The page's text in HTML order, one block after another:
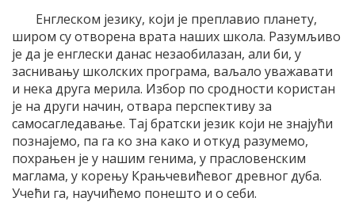
Енглеском језику, који је преплавио планету,
широм су отворена врата наших школа. Разумљиво
је да је енглески данас незаобилазан, али би, у
заснивању школских програма, ваљало уважавати
и нека друга мерила. Избор по сродности користан
је на други начин, отвара перспективу за
самосагледавање. Тај братски језик који не знајући
познајемо, па га ко зна како и откуд разумемо,
похрањен је у нашим генима, у прасловенским
маглама, у корењу Крањчевићевог древног дуба.
Учећи га, научићемо понешто и о себи.